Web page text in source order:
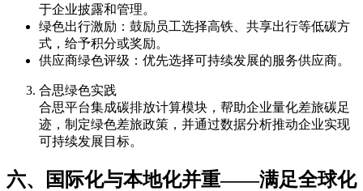
于企业披露和管理。
绿色出行激励：鼓励员工选择高铁、共享出行等低碳方
式，给予积分或奖励。
供应商绿色评级：优先选择可持续发展的服务供应商。
合思绿色实践
合思平台集成碳排放计算模块，帮助企业量化差旅碳足
迹，制定绿色差旅政策，并通过数据分析推动企业实现
可持续发展目标。
六、国际化与本地化并重——满足全球化